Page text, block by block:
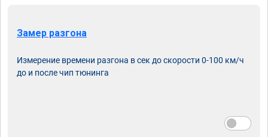
Замер разгона
Измерение времени разгона в сек до скорости 0-100 км/ч
до и после чип тюнинга